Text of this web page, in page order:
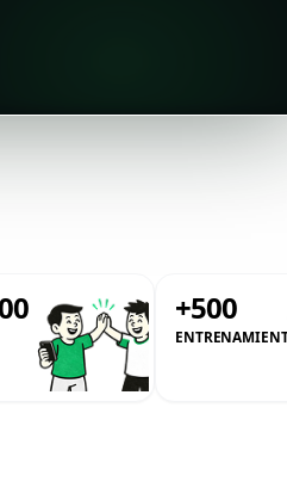
+500